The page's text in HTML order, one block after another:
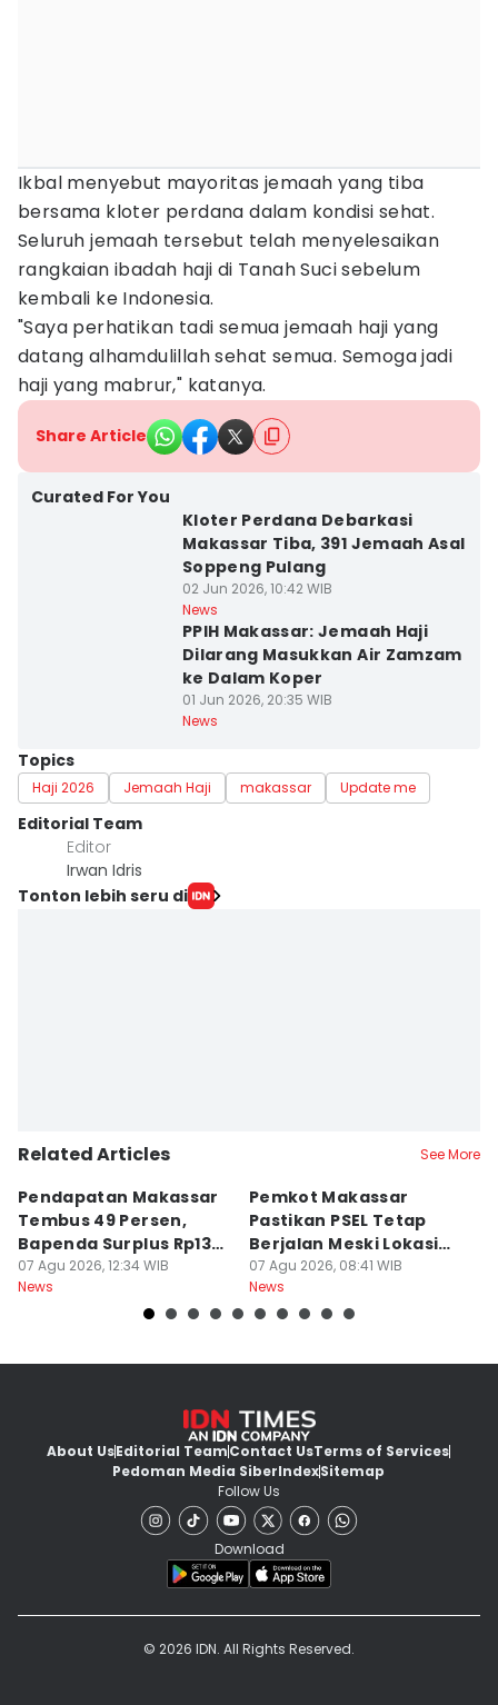
Ikbal menyebut mayoritas jemaah yang tiba
bersama kloter perdana dalam kondisi sehat.
Seluruh jemaah tersebut telah menyelesaikan
rangkaian ibadah haji di Tanah Suci sebelum
kembali ke Indonesia.
"Saya perhatikan tadi semua jemaah haji yang
datang alhamdulillah sehat semua. Semoga jadi
haji yang mabrur," katanya.
Share Article
Curated For You
Kloter Perdana Debarkasi
Makassar Tiba, 391 Jemaah Asal
Soppeng Pulang
02 Jun 2026, 10:42 WIB
News
PPIH Makassar: Jemaah Haji
Dilarang Masukkan Air Zamzam
ke Dalam Koper
01 Jun 2026, 20:35 WIB
News
Topics
Haji 2026 Jemaah Haji makassar Update me
Editorial Team
Editor
Irwan Idris
Tonton lebih seru di
Related Articles See More
Pendapatan Makassar
Tembus 49 Persen,
Bapenda Surplus Rp130
Miliar
07 Agu 2026, 12:34 WIB
News
Pemkot Makassar
Pastikan PSEL Tetap
Berjalan Meski Lokasi
Belum Final
07 Agu 2026, 08:41 WIB
News
About UsEditorial TeamContact UsTerms of Services
Pedoman Media SiberIndexSitemap
Follow Us
Download
© 2026 IDN. All Rights Reserved.